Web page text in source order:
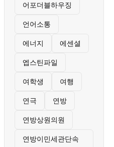
어포더블하우징
언어소통
에너지 에센셜
엡스틴파일
여학생 여행
연극 연방
연방상원의원
연방이민세관단속